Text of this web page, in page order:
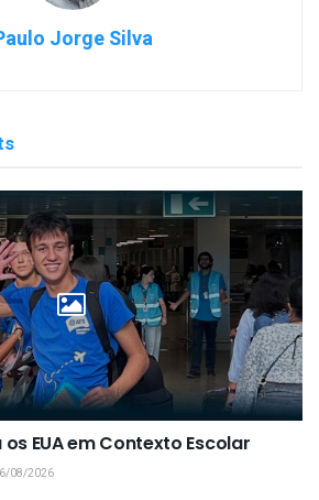
Jorge Silva
EUA em Contexto Escolar
08/2026